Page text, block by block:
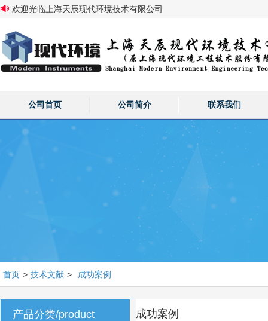
欢迎光临上海天辰现代环境技术有限公司
公司首页 公司简介 联系我们
首页 > 技术文献 > 成功案例
产品分类/product 成功案例